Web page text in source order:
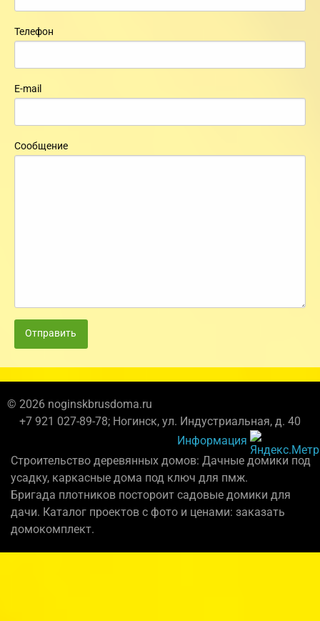
Телефон
E-mail
Сообщение
Отправить
© 2026 noginskbrusdoma.ru
+7 921 027-89-78; Ногинск, ул. Индустриальная, д. 40
Информация
Строительство деревянных домов: Дачные домики под
усадку, каркасные дома под ключ для пмж.
Бригада плотников постороит садовые домики для
дачи. Каталог проектов с фото и ценами: заказать
домокомплект.